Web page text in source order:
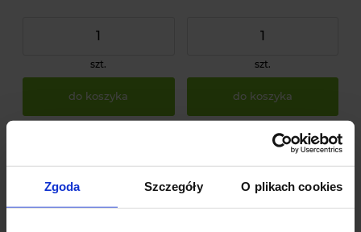
Zgoda Szczegóły O plikach cookies
szt.
do koszyka
szt.
do koszyka
Promocje
Bestsellery